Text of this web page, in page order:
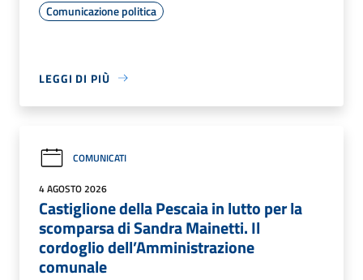
Comunicazione politica
LEGGI DI PIÙ
COMUNICATI
4 AGOSTO 2026
Castiglione della Pescaia in lutto per la
scomparsa di Sandra Mainetti. Il
cordoglio dell’Amministrazione
comunale